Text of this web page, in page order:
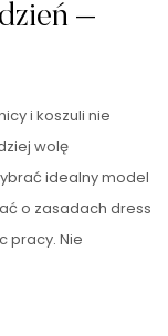
–
i koszuli nie
wolę
idealny model
o zasadach dress
pracy. Nie